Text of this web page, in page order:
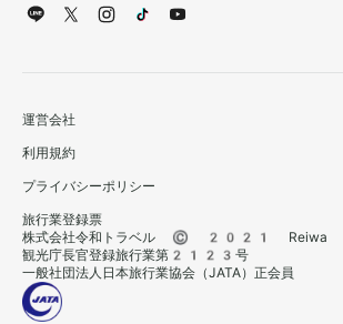
運営会社
利用規約
プライバシーポリシー
旅行業登録票
株式会社令和トラベル © 2021 Reiwa
観光庁長官登録旅行業第2123号
一般社団法人日本旅行業協会（JATA）正会員